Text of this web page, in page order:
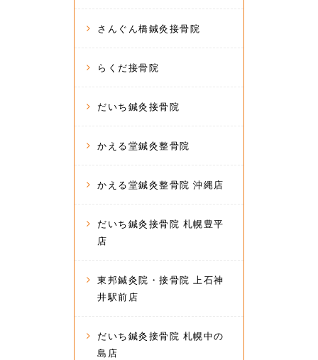
さんぐん橋鍼灸接骨院
らくだ接骨院
だいち鍼灸接骨院
かえる堂鍼灸整骨院
かえる堂鍼灸整骨院 沖縄店
だいち鍼灸接骨院 札幌豊平
店
東邦鍼灸院・接骨院 上石神
井駅前店
だいち鍼灸接骨院 札幌中の
島店